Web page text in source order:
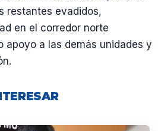
restantes evadidos,
en el corredor norte
apoyo a las demás unidades y